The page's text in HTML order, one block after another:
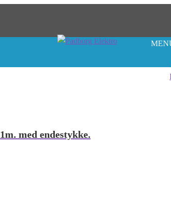
med endestykke.